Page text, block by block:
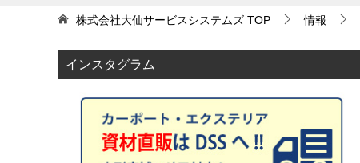
ー
シ
ョ
ン
株式会社大仙サービスシステムズ TOP 情報
インスタグラム